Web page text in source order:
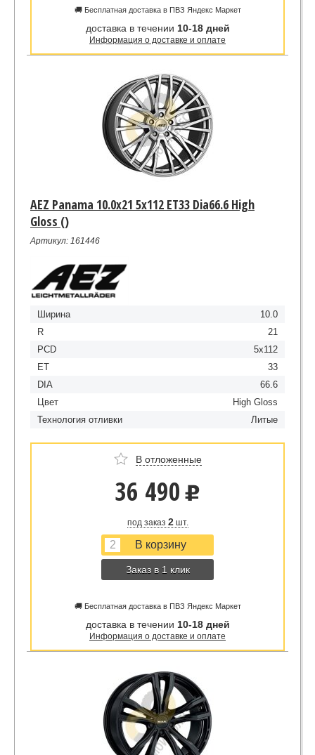
🚚 Бесплатная доставка в ПВЗ Яндекс Маркет
доставка в течении 10-18 дней
Информация о доставке и оплате
AEZ Panama 10.0x21 5x112 ET33 Dia66.6 High
Gloss ()
Артикул: 161446
Ширина
10.0
R
21
PCD
5x112
ET
33
DIA
66.6
Цвет
High Gloss
Технология отливки
Литые
В отложенные
36 490 u
под заказ 2шт.
Заказ в 1 клик
🚚 Бесплатная доставка в ПВЗ Яндекс Маркет
доставка в течении 10-18 дней
Информация о доставке и оплате